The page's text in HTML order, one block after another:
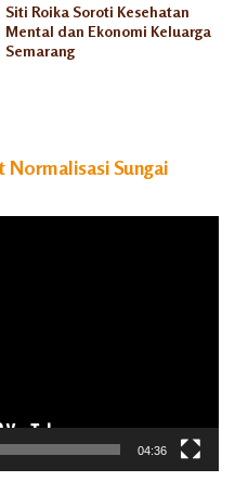
Siti Roika Soroti Kesehatan
Mental dan Ekonomi Keluarga
Semarang
Sungai
04:36